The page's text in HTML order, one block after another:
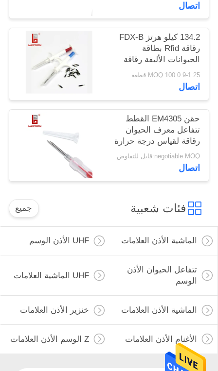
اتصال
134.2 كيلو هرتز FDX-B
رقاقة Rfid بطاقة
الحيوانات الأليفة رقاقة
لتتبع هوية الحيوان مع
حقنة
0.9-1.25 MOQ:100 قطعة
اتصال
حقن EM4305 القطط
تتفاعل معرف الحيوان
رقاقة لقياس درجة حرارة
الحيوان
negotiable MOQ:قابل للتفاوض
اتصال
فئات شعبية جميع
الماشية الأذن العلامات UHF الأذن الوسم
تتفاعل الحيوان الأذن
الوسم
UHF الماشية العلامات
الماشية الأذن العلامات خنزير الأذن العلامات
الأغنام الأذن العلامات Z الوسم الأذن العلامات